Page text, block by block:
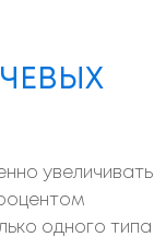
увеличивать
одного типа